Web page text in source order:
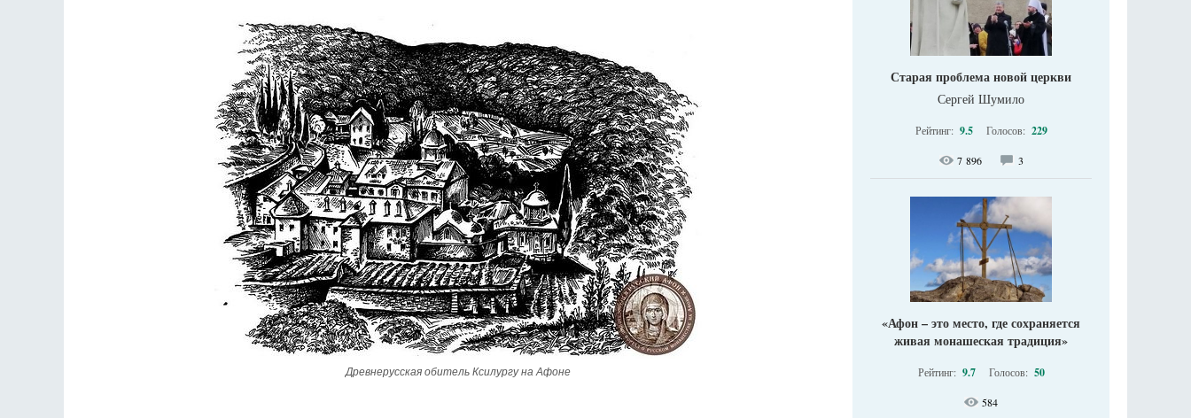
Древнерусская обитель Ксилургу на Афоне
Старая проблема новой церкви
Сергей Шумило
Рейтинг: 9.5 Голосов: 229
7 896 3
«Афон – это место, где сохраняется
живая монашеская традиция»
Рейтинг: 9.7 Голосов: 50
584